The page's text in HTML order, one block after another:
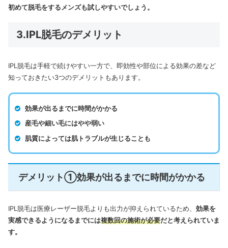
初めて脱毛をする メンズも試しやすいでしょう。
3.IPL脱毛のデメリット
IPL脱毛は手軽で続けやすい一方で、即効性や部位による効果の差など
知っておきたい3つのデメリットもあります。
効果が出るまでに時間がかかる
産毛や細い毛にはやや弱い
肌質によっては肌トラブルが生じることも
デメリット①効果が出るまでに時間がかかる
IPL脱毛は医療レーザー脱毛よりも出力が抑えられているため、 効果を
実感できるようになるまでには複数回の施術が必要だと考えられていま
す。